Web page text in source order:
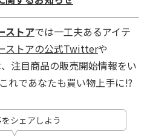
ストアでは一工夫あるアイテ
ストアの公式Twitterや
注目商品の販売開始情報をい
れであなたも買い物上手に!?
シェアしよう